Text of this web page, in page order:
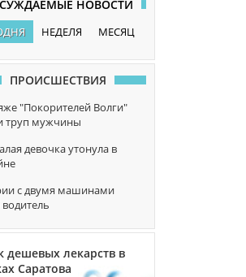
НОВОСТИ
НЕДЕЛЯ МЕСЯЦ
ПРОИСШЕСТВИЯ
"Покорителей Волги"
труп мужчины
девочка утонула в
с двумя машинами
дешевых лекарств в
Саратова